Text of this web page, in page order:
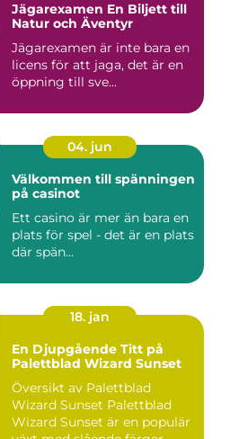
Jägarexamen En Biljett till
Natur och Äventyr
Jägarexamen är inte bara en
licens för att jaga, det är en
öppning till sve...
04. jun
Välkommen till spänningen
på casinot
Ett casino är mer än bara en
plats för spel - det är en plats
där spän...
18. jan
En Djupgående Titt på
Palettblad Wizard Sunset
Översikt av Palettblad
Wizard Sunset Palettblad
Wizard Sunset är en populär